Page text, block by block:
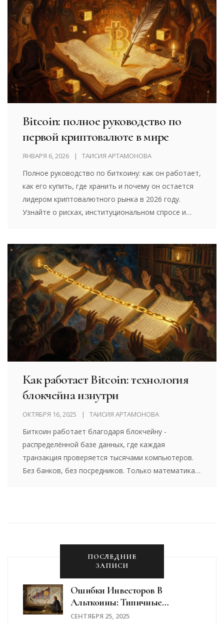
Bitcoin: полное руководство по
первой криптовалюте в мире
ЯНВАРЯ 6, 2026 ТАИСИЯ АРТАМОНОВА
Полное руководство по биткоину: как он работает,
как его купить, где хранить и почему он остается
лидером криптовалютного рынка в 2026 году.
Узнайте о рисках, институциональном спросе и
Как работает Bitcoin: технология
блокчейна изнутри
ОКТЯБРЯ 16, 2025 ТАИСИЯ АРТАМОНОВА
Биткоин работает благодаря блокчейну -
распределённой базе данных, где каждая
транзакция проверяется тысячами компьютеров.
Без банков, без посредников. Только математика и
ПОСЛЕДНИЕ
ЗАПИСИ
Ошибки Инвесторов В
Альткоины: Типичные
Просчеты И Как Их Избежать В
СЕНТЯБРЯ 25, 2025